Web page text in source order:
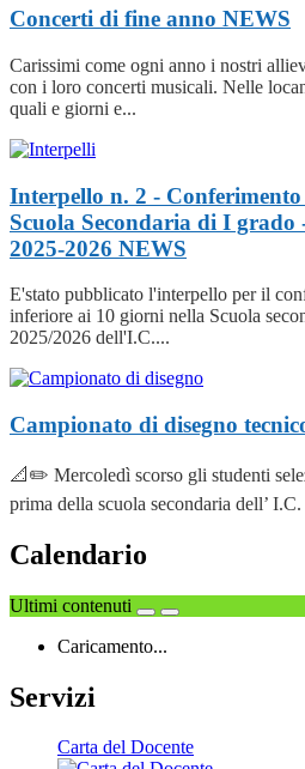
Concerti di fine anno NEWS
Carissimi come ogni anno i nostri
con i loro concerti musicali. Nelle
quali e giorni e...
Interpello n. 2 -
Scuola Secondaria di I grado
2025-2026 NEWS
E'stato pubblicato l'interpello per il
inferiore ai 10 giorni nella Scuola
2025/2026 dell'I.C....
Campionato di disegno
📐✏️ Mercoledì scorso gli studenti
prima della scuola secondaria dell’
Calendario
Ultimi contenuti
Caricamento...
Servizi
Carta del Docente